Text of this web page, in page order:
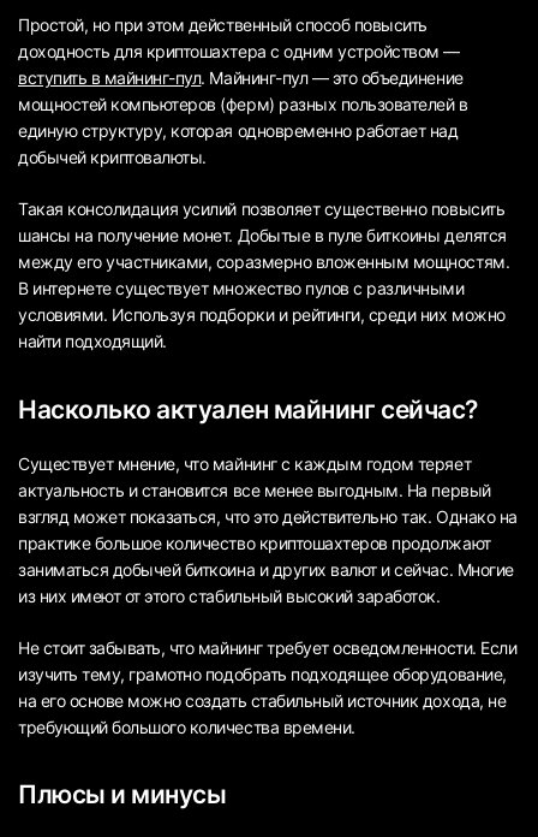
Простой, но при этом действенный способ повысить
доходность для криптошахтера с одним устройством —
вступить в майнинг-пул. Майнинг-пул — это объединение
мощностей компьютеров (ферм) разных пользователей в
единую структуру, которая одновременно работает над
добычей криптовалюты.
Такая консолидация усилий позволяет существенно повысить
шансы на получение монет. Добытые в пуле биткоины делятся
между его участниками, соразмерно вложенным мощностям.
В интернете существует множество пулов с различными
условиями. Используя подборки и рейтинги, среди них можно
найти подходящий.
Насколько актуален майнинг сейчас?
Существует мнение, что майнинг с каждым годом теряет
актуальность и становится все менее выгодным. На первый
взгляд может показаться, что это действительно так. Однако на
практике большое количество криптошахтеров продолжают
заниматься добычей биткоина и других валют и сейчас. Многие
из них имеют от этого стабильный высокий заработок.
Не стоит забывать, что майнинг требует осведомленности. Если
изучить тему, грамотно подобрать подходящее оборудование,
на его основе можно создать стабильный источник дохода, не
требующий большого количества времени.
Плюсы и минусы